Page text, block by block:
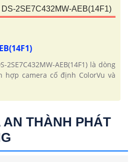
2SE7C432MW-AEB(14F1)
2SE7C432MW-AEB(14F1) là dòng
hợp camera cố định ColorVu và
THÀNH PHÁT